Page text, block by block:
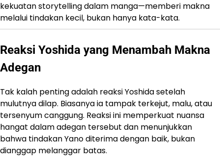
kekuatan storytelling dalam manga—memberi makna
melalui tindakan kecil, bukan hanya kata-kata.
Reaksi Yoshida yang Menambah Makna
Adegan
Tak kalah penting adalah reaksi Yoshida setelah
mulutnya dilap. Biasanya ia tampak terkejut, malu, atau
tersenyum canggung. Reaksi ini memperkuat nuansa
hangat dalam adegan tersebut dan menunjukkan
bahwa tindakan Yano diterima dengan baik, bukan
dianggap melanggar batas.